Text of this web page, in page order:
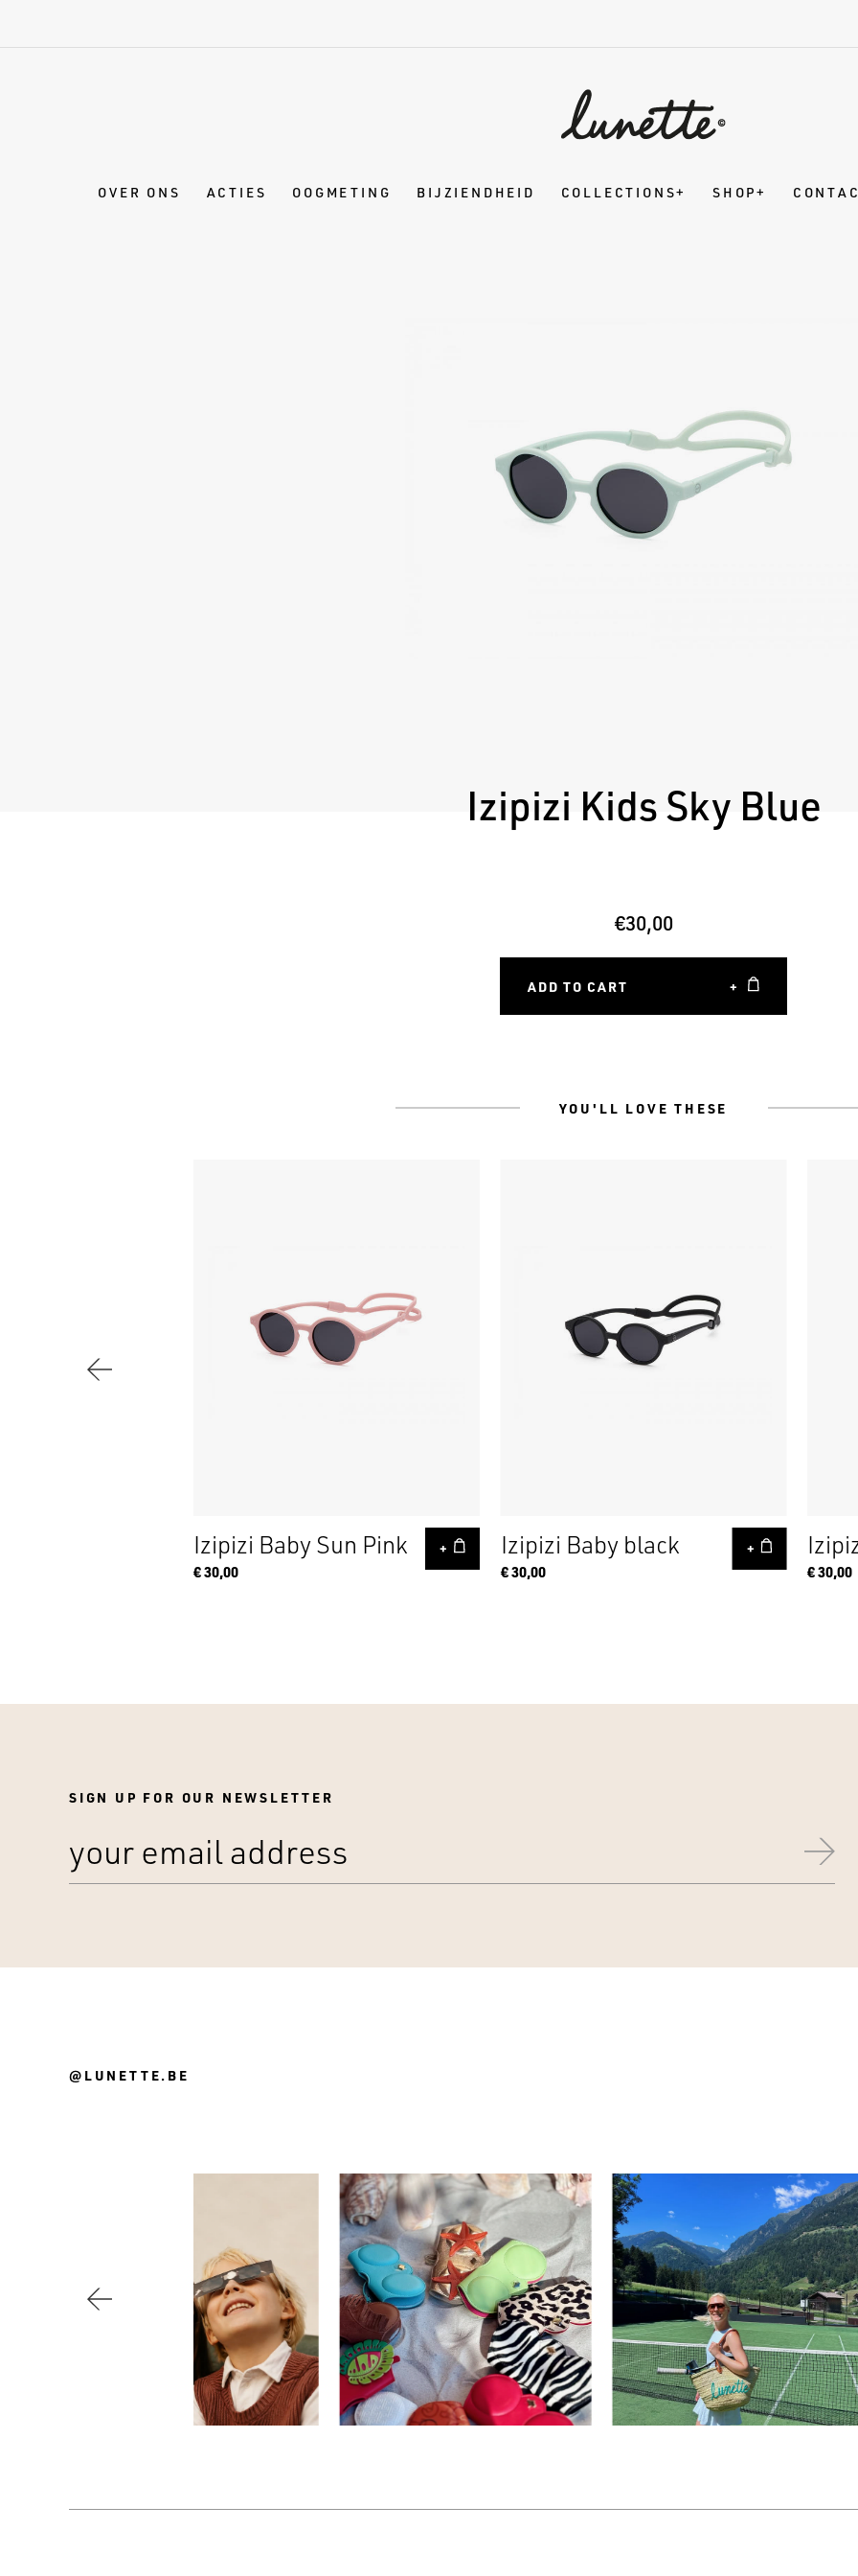
OVER ONS ACTIES OOGMETING BIJZIENDHEID COLLECTIONS SHOP
Izipizi Kids Sky Blue
€30,00
ADD TO CART +
YOU'LL LOVE THESE
Izipizi Baby Sun Pink
€ 30,00
+ Izipizi Baby black
€ 30,00
+
€ 30,00
SIGN UP FOR OUR NEWSLETTER
@LUNETTE.BE